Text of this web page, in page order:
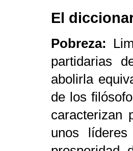
El
Pobreza:
partidarias
abolirla
de los
caracterizan
unos